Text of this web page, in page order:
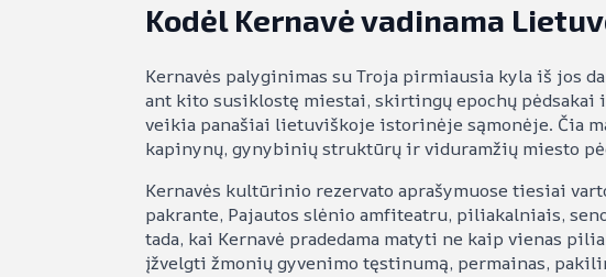
Kodėl Kernavė vadinama
Kernavės palyginimas su Troja pirmiausia kyla iš jos
ant kito susiklostę miestai, skirtingų epochų
veikia panašiai lietuviškoje istorinėje sąmonėje. Čia
kapinynų, gynybinių struktūrų ir viduramžių miesto
Kernavės kultūrinio rezervato aprašymuose tiesiai
pakrante, Pajautos slėnio amfiteatru, piliakalniais,
tada, kai Kernavė pradedama matyti ne kaip vienas
įžvelgti žmonių gyvenimo tęstinumą, permainas,